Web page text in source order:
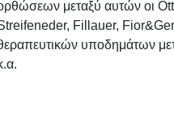
μεταξύ αυτών οι
Fillauer,
υποδημάτων